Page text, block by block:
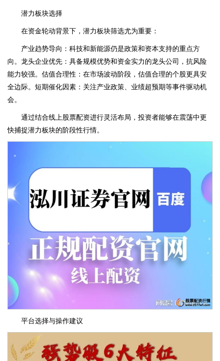
潜力板块选择
在资金轮动背景下，潜力板块筛选尤为重要：
产业趋势导向：科技和新能源仍是政策和资本支持的重点方
向。龙头企业优先：具备规模优势和资金实力的龙头公司，抗风险
能力较强。估值合理性：在市场波动阶段，估值合理的个股更具安
全边际。短期催化因素：关注产业政策、业绩超预期等事件驱动机
会。
通过结合线上股票配资进行灵活布局，投资者能够在震荡中更
快捕捉潜力板块的阶段性行情。
平台选择与操作建议